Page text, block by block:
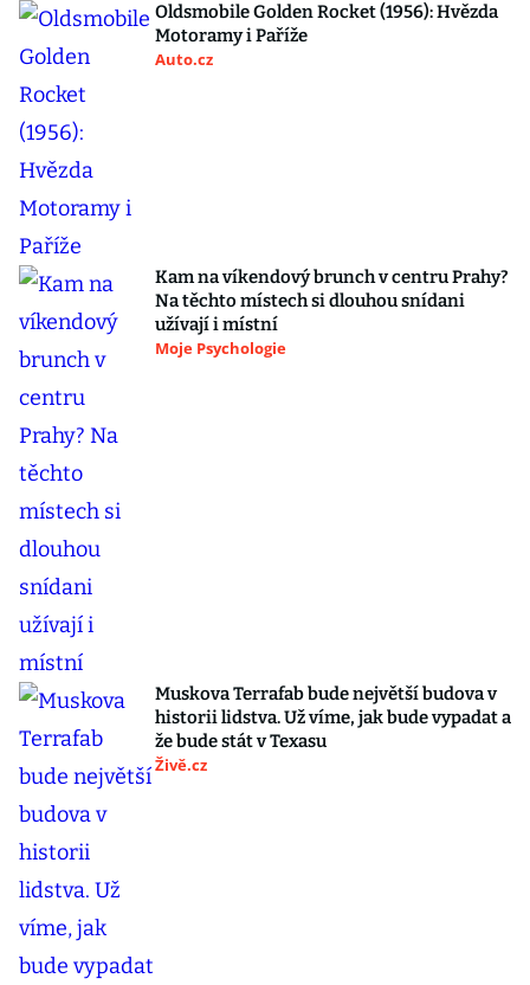
Oldsmobile Golden Rocket (1956): Hvězda
Motoramy i Paříže
Auto.cz
Kam na víkendový brunch v centru Prahy?
Na těchto místech si dlouhou snídani
užívají i místní
Moje Psychologie
Muskova Terrafab bude největší budova v
historii lidstva. Už víme, jak bude vypadat a
že bude stát v Texasu
Živě.cz